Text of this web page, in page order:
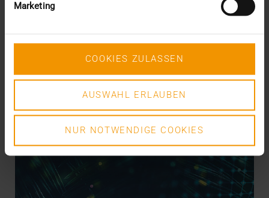
Marketing
COOKIES ZULASSEN
AUSWAHL ERLAUBEN
NUR NOTWENDIGE COOKIES
Pourquoi faire simple quand on peut faire
VISUS HEALTH IT